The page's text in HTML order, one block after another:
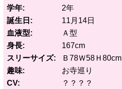
学年
2年
誕生日
11月14日
血液型
Ａ型
身長
167cm
スリーサイズ
Ｂ78Ｗ58Ｈ80cm
趣味
お寺巡り
CV
？？？？